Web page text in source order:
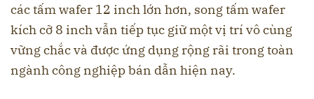
các tấm wafer 12 inch lớn hơn, song tấm wafer
kích cỡ 8 inch vẫn tiếp tục giữ một vị trí vô cùng
vững chắc và được ứng dụng rộng rãi trong toàn
ngành công nghiệp bán dẫn hiện nay.